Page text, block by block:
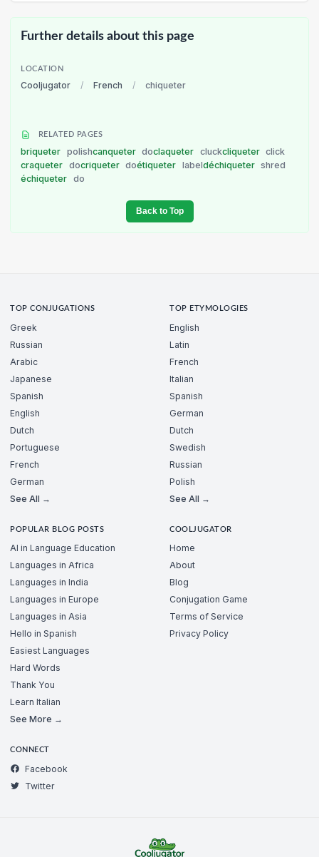
Further details about this page
LOCATION
Cooljugator / French / chiqueter
RELATED PAGES
briqueter polishcanqueter doclaqueter cluckcliqueter click
craqueter docriqueter doétiqueter labeldéchiqueter shred
échiqueter do
Back to Top
TOP CONJUGATIONS
Greek
Russian
Arabic
Japanese
Spanish
English
Dutch
Portuguese
French
German
See All →
TOP ETYMOLOGIES
English
Latin
French
Italian
Spanish
German
Dutch
Swedish
Russian
Polish
See All →
POPULAR BLOG POSTS
AI in Language Education
Languages in Africa
Languages in India
Languages in Europe
Languages in Asia
Hello in Spanish
Easiest Languages
Hard Words
Thank You
Learn Italian
See More →
COOLJUGATOR
Home
About
Blog
Conjugation Game
Terms of Service
Privacy Policy
CONNECT
Facebook
Twitter